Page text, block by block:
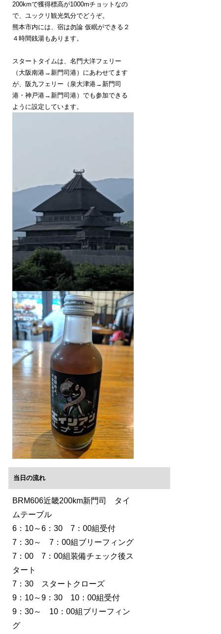
200kmで獲得標高が1000mチョットなの
で、ユックリ観光気分でどうぞ。
熊本市内には、宿は勿論 仮眠ができる２
４時間銭湯もあります。
スタートタイムは、名門大洋フェリー
（大阪南港→新門司港）にあわせてます
が、阪九フェリー（泉大津港→新門司
港・神戸港→新門司港）でも参加できる
ように設定しています。
当日の流れ
BRM606近畿200km新門司 タイ
ムテーブル
6：10～6：30 7：00組受付
7：30～ 7：00組ブリーフィング
7：00 7：00組装備チェック後ス
タート
7：30 スタートクローズ
9：10～9：30 10：00組受付
9：30～ 10：00組ブリーフィン
グ